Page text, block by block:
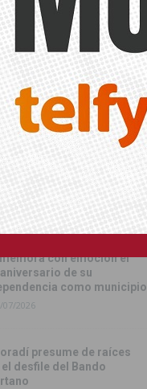
de la Entrada Mora
las calles de
08/2026
se adueña de
con la presentación
cargos festeros y la
del castillo
07/2026
con emoción el
aniversario de su
como municipio
07/2026
presume de raíces
desfile del Bando